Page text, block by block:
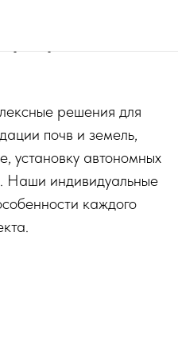
решения для
почв и земель,
установку автономных
Наши индивидуальные
каждого